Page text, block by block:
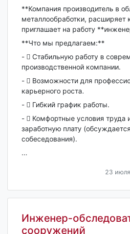
**Компания производитель в
металлообработки, расширяет
приглашает на работу
**Что мы предлагаем:**
-  Стабильную работу в
производственной компании.
-  Возможности для
карьерного роста.
-  Гибкий график работы.
-  Комфортные условия труда
заработную плату
собеседования).
...
23
Инженер-
сооружений